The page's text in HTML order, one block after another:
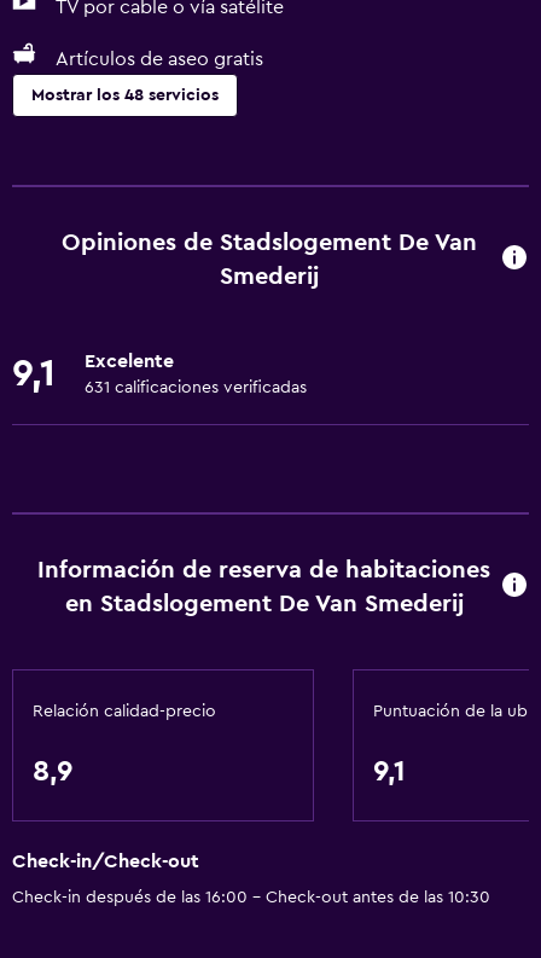
TV por cable o vía satélite
Artículos de aseo gratis
Mostrar los 48 servicios
Wifi gratis
Wifi disponible en todas las instalaciones
Toallas
Extinguidor
Alarma de humo
Calefacción
Salud y seguridad
Cámaras CCTV en el exterior
Caja fuerte
Opiniones de Stadslogement De Van
Smederij
9,1 Excelente
631 calificaciones verificadas
Información de reserva de habitaciones
en Stadslogement De Van Smederij
Relación calidad-precio
8,9
Puntuación de la
9,1
Check-in/Check-out
Check-in después de las 16:00 - Check-out antes de las 10:30